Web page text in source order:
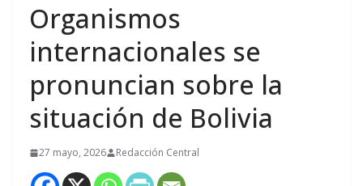
Organismos
internacionales se
pronuncian sobre la
situación de Bolivia
27 mayo, 2026 Redacción Central